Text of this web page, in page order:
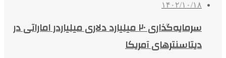
۱۴۰۲/۱۰/۱۸
سرمایه‌گذاری ۲۰ میلیارد دلاری میلیاردر اماراتی در
دیتاسنترهای آمریکا